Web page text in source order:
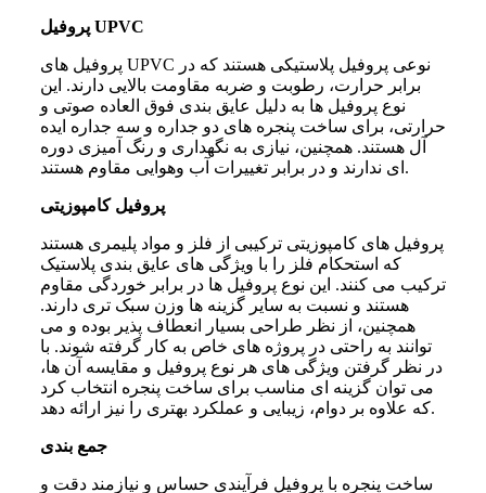
پروفیل UPVC
پروفیل های UPVC نوعی پروفیل پلاستیکی هستند که در
برابر حرارت، رطوبت و ضربه مقاومت بالایی دارند. این
نوع پروفیل ها به دلیل عایق بندی فوق العاده صوتی و
حرارتی، برای ساخت پنجره های دو جداره و سه جداره ایده
آل هستند. همچنین، نیازی به نگهداری و رنگ آمیزی دوره
ای ندارند و در برابر تغییرات آب وهوایی مقاوم هستند.
پروفیل کامپوزیتی
پروفیل های کامپوزیتی ترکیبی از فلز و مواد پلیمری هستند
که استحکام فلز را با ویژگی های عایق بندی پلاستیک
ترکیب می کنند. این نوع پروفیل ها در برابر خوردگی مقاوم
هستند و نسبت به سایر گزینه ها وزن سبک تری دارند.
همچنین، از نظر طراحی بسیار انعطاف پذیر بوده و می
توانند به راحتی در پروژه های خاص به کار گرفته شوند. با
در نظر گرفتن ویژگی های هر نوع پروفیل و مقایسه آن ها،
می توان گزینه ای مناسب برای ساخت پنجره انتخاب کرد
که علاوه بر دوام، زیبایی و عملکرد بهتری را نیز ارائه دهد.
جمع بندی
ساخت پنجره با پروفیل فرآیندی حساس و نیازمند دقت و